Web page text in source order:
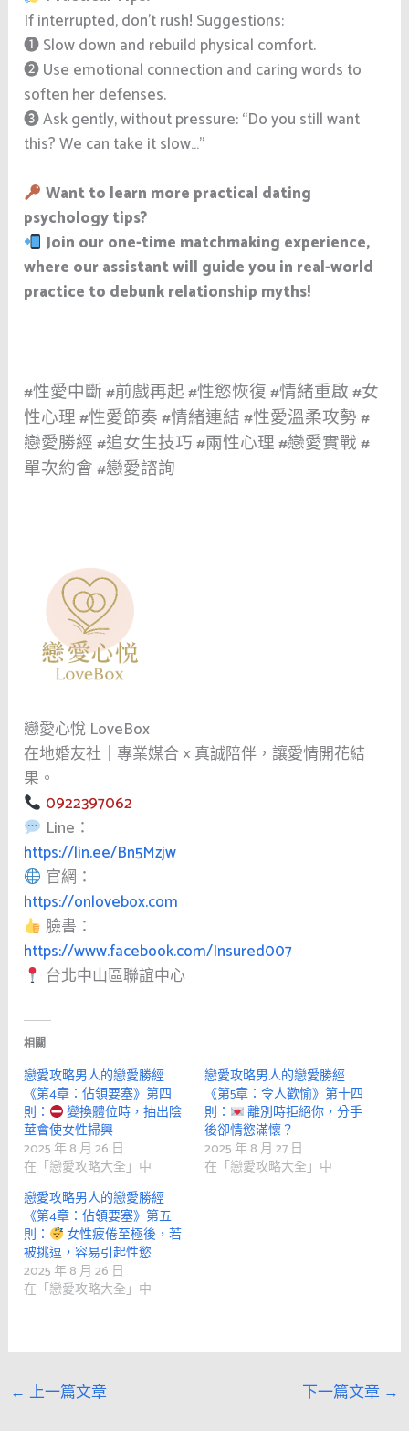
If interrupted, don’t rush! Suggestions:
➊ Slow down and rebuild physical comfort.
➋ Use emotional connection and caring words to
soften her defenses.
➌ Ask gently, without pressure: “Do you still want
this? We can take it slow…”
Want to learn more practical dating
psychology tips?
Join our one-time matchmaking experience,
where our assistant will guide you in real-world
practice to debunk relationship myths!
#性愛中斷 #前戲再起 #性慾恢復 #情緒重啟 #女
性心理 #性愛節奏 #情緒連結 #性愛溫柔攻勢 #
戀愛勝經 #追女生技巧 #兩性心理 #戀愛實戰 #
單次約會 #戀愛諮詢
戀愛心悅 LoveBox
在地婚友社｜專業媒合 × 真誠陪伴，讓愛情開花結
果。
0922397062
Line：
https://lin.ee/Bn5Mzjw
官網：
https://onlovebox.com
臉書：
https://www.facebook.com/Insured007
台北中山區聯誼中心
相關
戀愛攻略男人的戀愛勝經
《第4章：佔領要塞》第四
則：
變換體位時，抽出陰
莖會使女性掃興
2025 年 8 月 26 日
在「戀愛攻略大全」中
戀愛攻略男人的戀愛勝經
《第5章：令人歡愉》第十四
則：
離別時拒絕你，分手
後卻情慾滿懷？
2025 年 8 月 27 日
在「戀愛攻略大全」中
戀愛攻略男人的戀愛勝經
《第4章：佔領要塞》第五
則：
女性疲倦至極後，若
被挑逗，容易引起性慾
2025 年 8 月 26 日
在「戀愛攻略大全」中
← 上一篇文章 下一篇文章 →